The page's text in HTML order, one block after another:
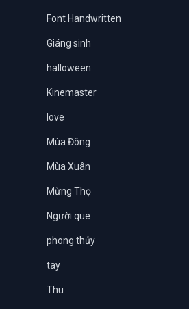
Font Handwritten
Giáng sinh
halloween
Kinemaster
love
Mùa Đông
Mùa Xuân
Mừng Thọ
Người que
phong thủy
tay
Thu